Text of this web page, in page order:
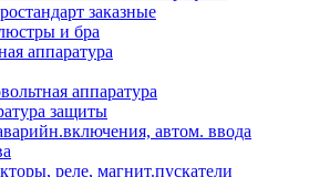
заказные
и бра
аппаратура
аппаратура
защиты
автом. ввода
реле, магнит.пускатели